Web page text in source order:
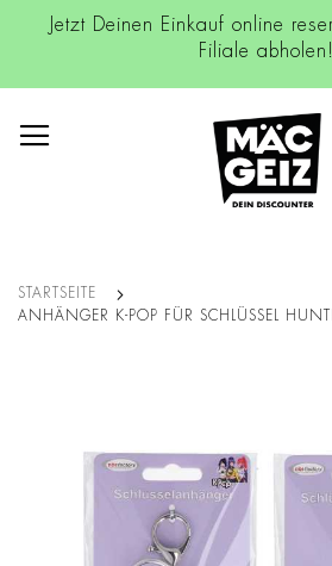
Jetzt Deinen Einkauf online
Filiale abholen!
STARTSEITE
ANHÄNGER K-POP FÜR SCHLÜSSEL
Bildgalerie